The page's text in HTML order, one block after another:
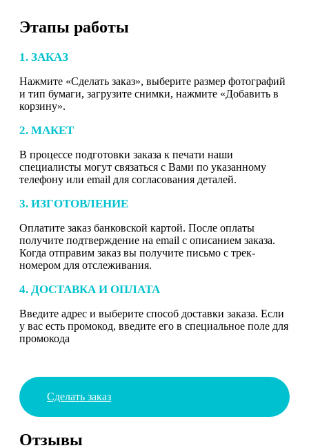
Этапы работы
1. ЗАКАЗ
Нажмите «Сделать заказ», выберите размер фотографий
и тип бумаги, загрузите снимки, нажмите «Добавить в
корзину».
2. МАКЕТ
В процессе подготовки заказа к печати наши
специалисты могут связаться с Вами по указанному
телефону или email для согласования деталей.
3. ИЗГОТОВЛЕНИЕ
Оплатите заказ банковской картой. После оплаты
получите подтверждение на email с описанием заказа.
Когда отправим заказ вы получите письмо с трек-
номером для отслеживания.
4. ДОСТАВКА И ОПЛАТА
Введите адрес и выберите способ доставки заказа. Если
у вас есть промокод, введите его в специальное поле для
промокода
Сделать заказ
Отзывы